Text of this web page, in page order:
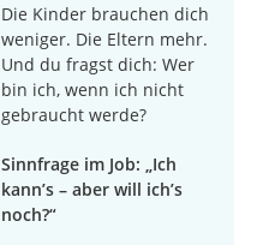
Die Kinder brauchen dich
weniger. Die Eltern mehr.
Und du fragst dich: Wer
bin ich, wenn ich nicht
gebraucht werde?
Sinnfrage im Job: „Ich
kann’s – aber will ich’s
noch?“